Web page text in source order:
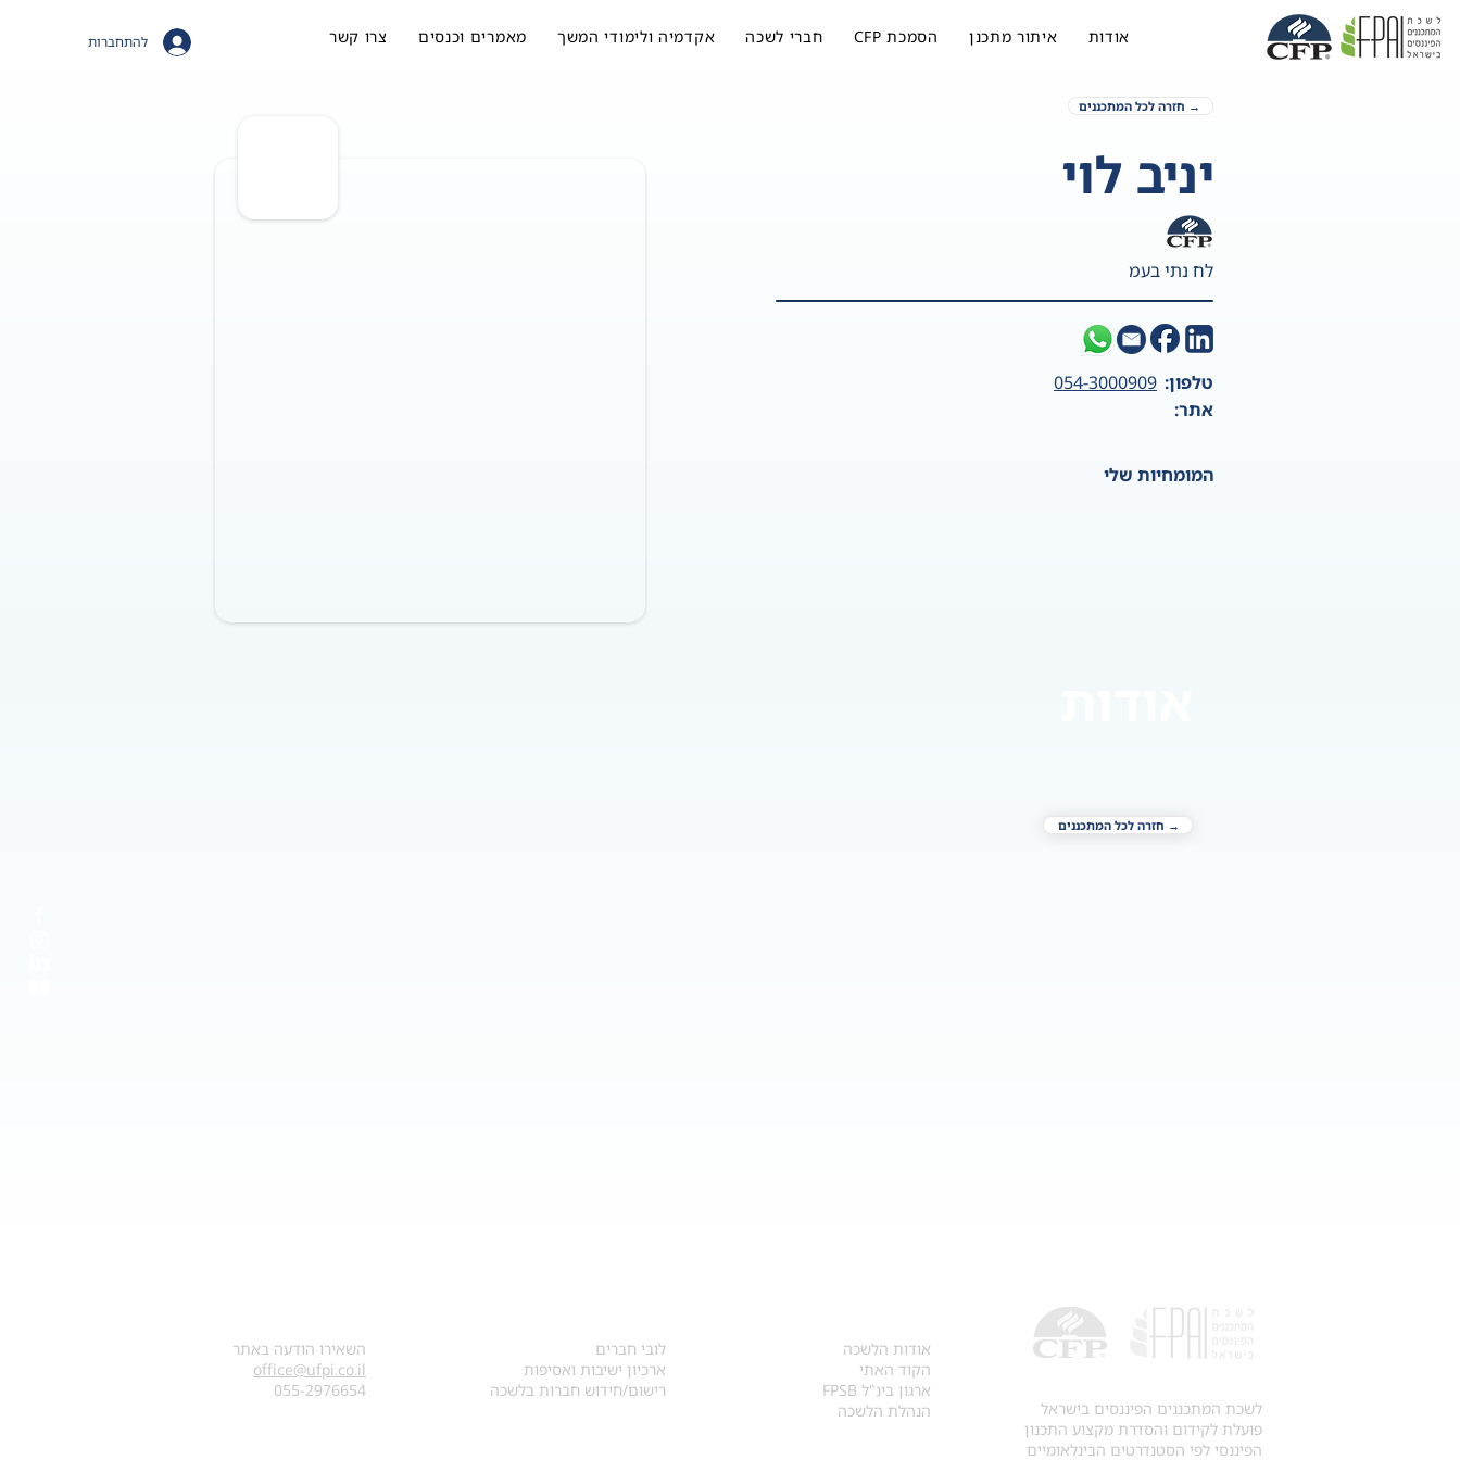
להתחברות אודות איתור מתכנן הסמכת CFP חברי לשכה אקדמיה ולימודי המשך מאמרים וכנסים צרו קשר
→ חזרה לכל המתכננים
יניב לוי
לח נתי בעמ
טלפון: 054-3000909
אתר:
המומחיות שלי
→ חזרה לכל המתכננים
לשכת המתכננים הפיננסים בישראל
פועלת לקידום והסדרת מקצוע התכנון
הפיננסי לפי הסטנדרטים הבינלאומיים
​אודות הלשכה
הקוד האתי
ארגון בינ"ל FPSB
הנהלת הלשכה
לובי חברים
ארכיון ישיבות ואסיפות
רישום/חידוש חברות בלשכה
השאירו הודעה באתר
office@ufpi.co.il
​055-2976654